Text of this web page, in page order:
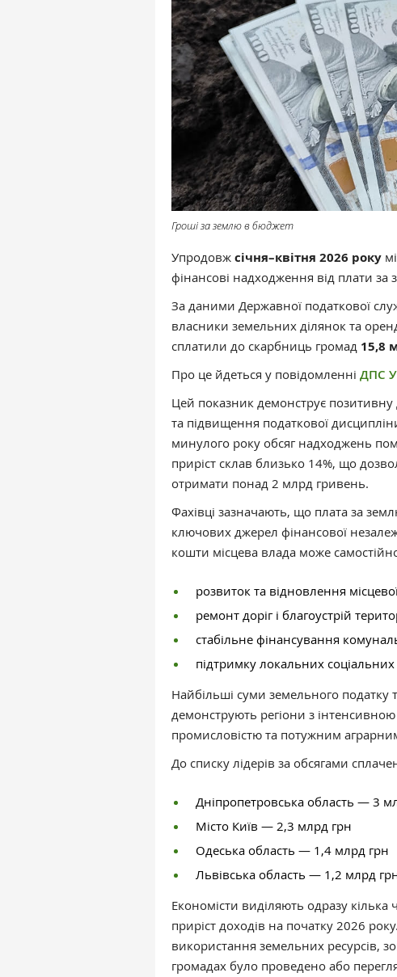
Гроші за землю в бюджет
Упродовж січня–квітня 2026 року
фінансові надходження від плати за
За даними Державної податкової
власники земельних ділянок та
сплатили до скарбниць громад 15,8
Про це йдеться у повідомленні ДПС
Цей показник демонструє позитивну
та підвищення податкової
минулого року обсяг надходжень
приріст склав близько 14%, що
отримати понад 2 млрд гривень.
Фахівці зазначають, що плата за
ключових джерел фінансової
кошти місцева влада може
розвиток та відновлення
ремонт доріг і благоустрій
стабільне фінансування
підтримку локальних
Найбільші суми земельного податку
демонструють регіони з
промисловістю та потужним
До списку лідерів за обсягами
Дніпропетровська область — 3
Місто Київ — 2,3 млрд грн
Одеська область — 1,4 млрд грн
Львівська область — 1,2 млрд
Економісти виділяють одразу
приріст доходів на початку 2026
використання земельних ресурсів,
громадах було проведено або